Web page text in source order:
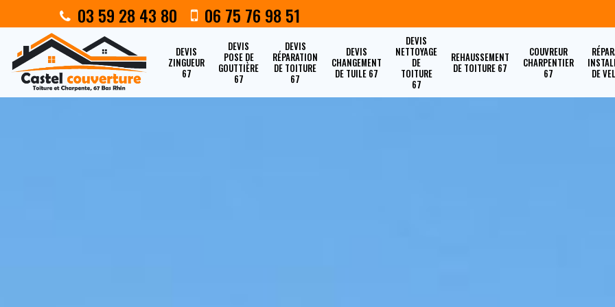
03 59 28 43 80 06 75 76 98 51
DEVIS
ZINGUEUR
67
DEVIS
POSE DE
GOUTTIÈRE
67
DEVIS
RÉPARATION
DE TOITURE
67
DEVIS
CHANGEMENT
DE TUILE 67
DEVIS
NETTOYAGE
DE
TOITURE
67
REHAUSSEMENT
DE TOITURE 67
COUVREUR
CHARPENTIER
67
DE